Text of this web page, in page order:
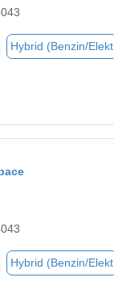
Hybrid (Benzin/Elekt
Hybrid (Benzin/Elekt